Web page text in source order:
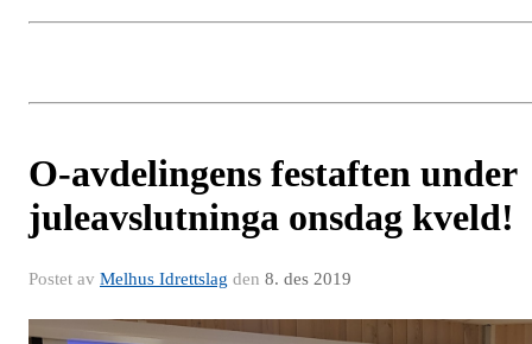
O-avdelingens festaften under
juleavslutninga onsdag kveld!
Postet av Melhus Idrettslag den 8. des 2019